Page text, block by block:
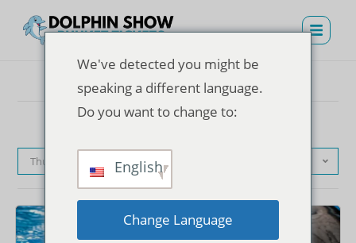
Thứ tự mặc định
We've detected you might be
speaking a different language.
Do you want to change to:
English
Change Language